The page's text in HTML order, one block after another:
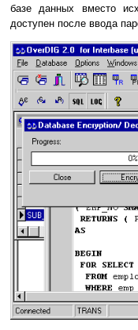
базе данных вместо
доступен после ввода